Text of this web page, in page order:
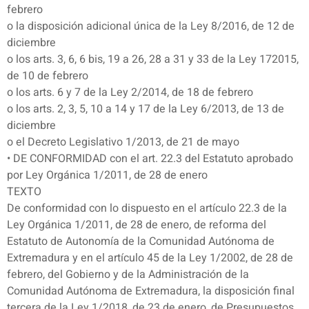
febrero
o la disposición adicional única de la Ley 8/2016, de 12 de
diciembre
o los arts. 3, 6, 6 bis, 19 a 26, 28 a 31 y 33 de la Ley 172015,
de 10 de febrero
o los arts. 6 y 7 de la Ley 2/2014, de 18 de febrero
o los arts. 2, 3, 5, 10 a 14 y 17 de la Ley 6/2013, de 13 de
diciembre
o el Decreto Legislativo 1/2013, de 21 de mayo
• DE CONFORMIDAD con el art. 22.3 del Estatuto aprobado
por Ley Orgánica 1/2011, de 28 de enero
TEXTO
De conformidad con lo dispuesto en el artículo 22.3 de la
Ley Orgánica 1/2011, de 28 de enero, de reforma del
Estatuto de Autonomía de la Comunidad Autónoma de
Extremadura y en el artículo 45 de la Ley 1/2002, de 28 de
febrero, del Gobierno y de la Administración de la
Comunidad Autónoma de Extremadura, la disposición final